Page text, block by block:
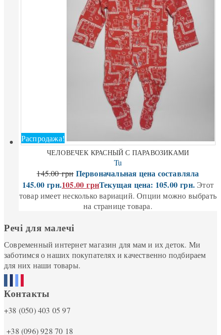
Распродажа!
ЧЕЛОВЕЧЕК КРАСНЫЙ С ПАРАВОЗИКАМИ
Tu
145.00грн Первоначальная цена составляла
145.00 грн.105.00грнТекущая цена: 105.00 грн. Этот
товар имеет несколько вариаций. Опции можно выбрать
на странице товара.
Речі для малечі
Современный интернет магазин для мам и их деток. Ми
заботимся о наших покупателях и качественно подбираем
для них наши товары.
Контакты
+38 (050) 403 05 97
+38 (096) 928 70 18